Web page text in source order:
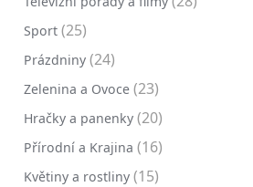
Sport (25)
Prázdniny (24)
Zelenina a Ovoce (23)
Hračky a panenky (20)
Přírodní a Krajina (16)
Květiny a rostliny (15)